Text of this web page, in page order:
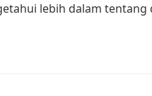
lebih dalam